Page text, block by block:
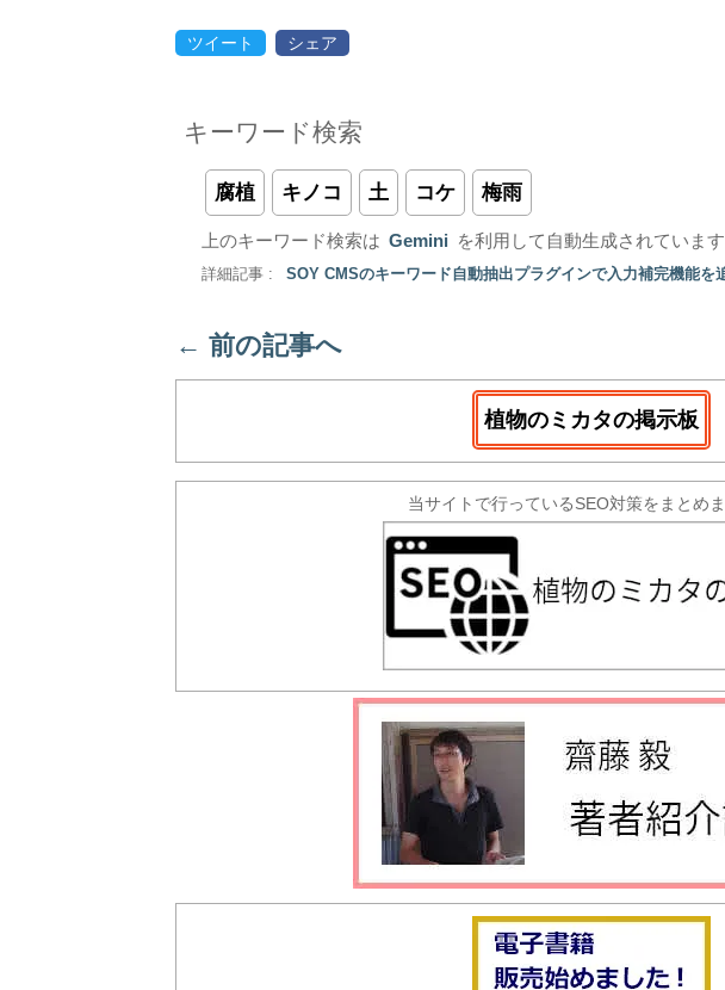
ツイート シェア
キーワード検索
腐植 キノコ 土 コケ 梅雨
上のキーワード検索は Gemini を利用して自動生成されています
詳細記事 : SOY CMSのキーワード自動抽出プラグインで入力補完機能を
← 前の記事へ
植物のミカタの掲示板
当サイトで行っているSEO対策をまとめま